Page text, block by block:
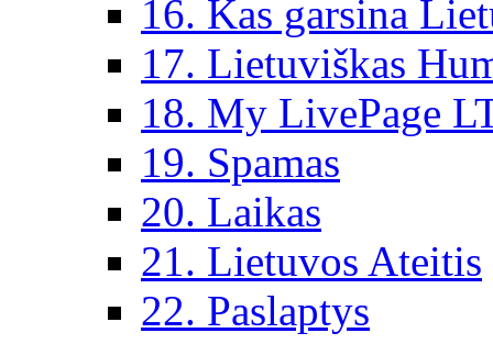
16. Kas garsina
17. Lietuviškas
18. My LivePage
19. Spamas
20. Laikas
21. Lietuvos Ateitis
22. Paslaptys